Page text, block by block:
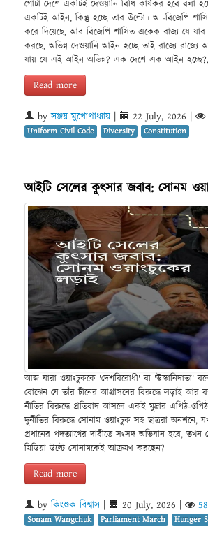
গোটা দেশে একটিই দেওয়ানি বিধি কার্যকর হবে বলা
একটিই আইন, কিন্তু হচ্ছে তার উল্টো। অ -বিজেপি
করে দিয়েছে, আর বিজেপি শাসিত একেক রাজ্য যে
করছে, অভিন্ন দেওয়ানি আইন হচ্ছে তাই রাজ্যে রাজ্যে
যায় যে এই আইন অভিন্ন? এক দেশে এক আইন হচ্ছে?.
Read more
byসঞ্জয় মুখোপাধ্যায় 22 July, 2026
Uniform Civil Code Diversity Constitution
আইটি সেলের কুৎসার জবাব: সোনম
আজ যারা ওয়াংচুককে 'দেশবিরোধী' বা 'উস্কানিদাতা'
বোঝেন যে তাঁর চীনের আগ্রাসনের বিরুদ্ধে লড়াই আর
নীতির বিরুদ্ধে প্রতিবাদ আসলে একই মুদ্রার এপিঠ-
দুর্নীতির বিরুদ্ধে সোনাম ওয়াংচুক সহ ছাত্ররা অনশনে, যখন
প্রধানের পদত্যাগের দাবীতে সংসদ অভিযান হবে,
মিডিয়া উল্টে সোনামকেই আক্রমণ করছেন?
Read more
byকিংশুক বিশ্বাস| 20 July, 2026 |
Sonam Wangchuk Parliament March Hunger